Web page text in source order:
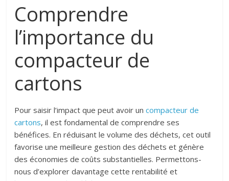
Comprendre
l’importance du
compacteur de
cartons
Pour saisir l’impact que peut avoir uncompacteur de
cartons, il est fondamental de comprendre ses
bénéfices. En réduisant le volume des déchets, cet outil
favorise une meilleure gestion des déchets et génère
des économies de coûts substantielles. Permettons-
nous d’explorer davantage cette rentabilité et